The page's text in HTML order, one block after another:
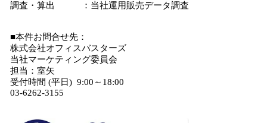
調査・算出 ：当社運用販売データ調査
■本件お問合せ先：
株式会社オフィスバスターズ
当社マーケティング委員会
担当：室矢
受付時間 (平日) 9:00～18:00
03-6262-3155